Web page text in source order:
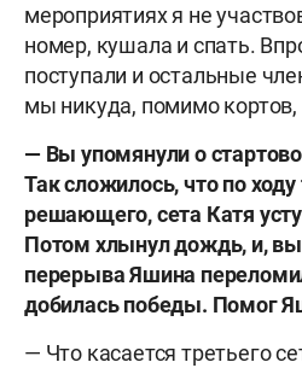
мероприятиях я не
номер, кушала и спать.
поступали и остальные
мы никуда, помимо кортов,
— Вы упомянули о
Так сложилось, что по ходу
решающего, сета Катя
Потом хлынул дождь, и,
перерыва Яшина
добилась победы. Помог
— Что касается третьего